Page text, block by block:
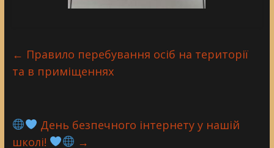
← Правило перебування осіб на території
та в приміщеннях
День безпечного інтернету у нашій
школі!
→